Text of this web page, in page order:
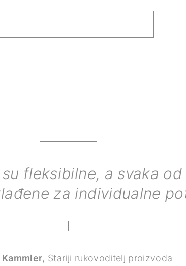
fleksibilne, a svaka
za individualne
Kammler, Stariji rukovoditelj proizvoda